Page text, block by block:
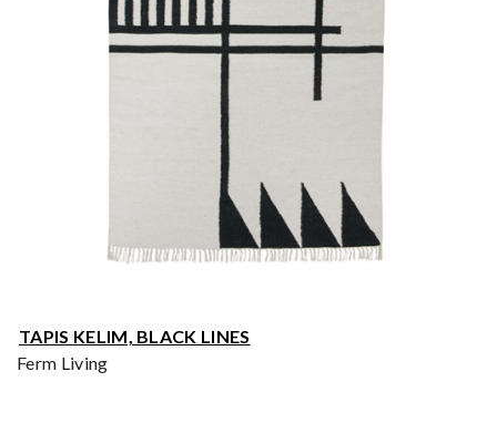
TAPIS KELIM, BLACK LINES
Ferm Living